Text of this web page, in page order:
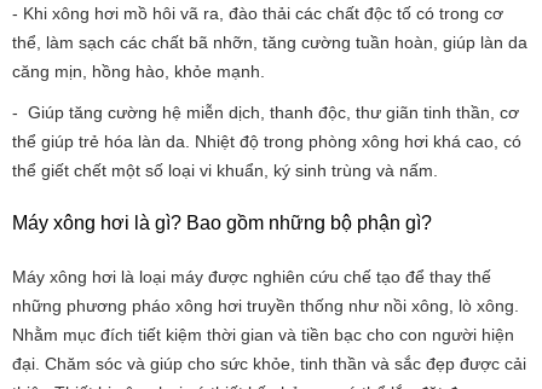
- Khi xông hơi mồ hôi vã ra, đào thải các chất độc tố có trong cơ
thể, làm sạch các chất bã nhỡn, tăng cường tuần hoàn, giúp làn da
căng mịn, hồng hào, khỏe mạnh.
- Giúp tăng cường hệ miễn dịch, thanh độc, thư giãn tinh thần, cơ
thể giúp trẻ hóa làn da. Nhiệt độ trong phòng xông hơi khá cao, có
thể giết chết một số loại vi khuẩn, ký sinh trùng và nấm.
Máy xông hơi là gì? Bao gồm những bộ phận gì?
Máy xông hơi là loại máy được nghiên cứu chế tạo để thay thế
những phương pháo xông hơi truyền thống như nồi xông, lò xông.
Nhằm mục đích tiết kiệm thời gian và tiền bạc cho con người hiện
đại. Chăm sóc và giúp cho sức khỏe, tinh thần và sắc đẹp được cải